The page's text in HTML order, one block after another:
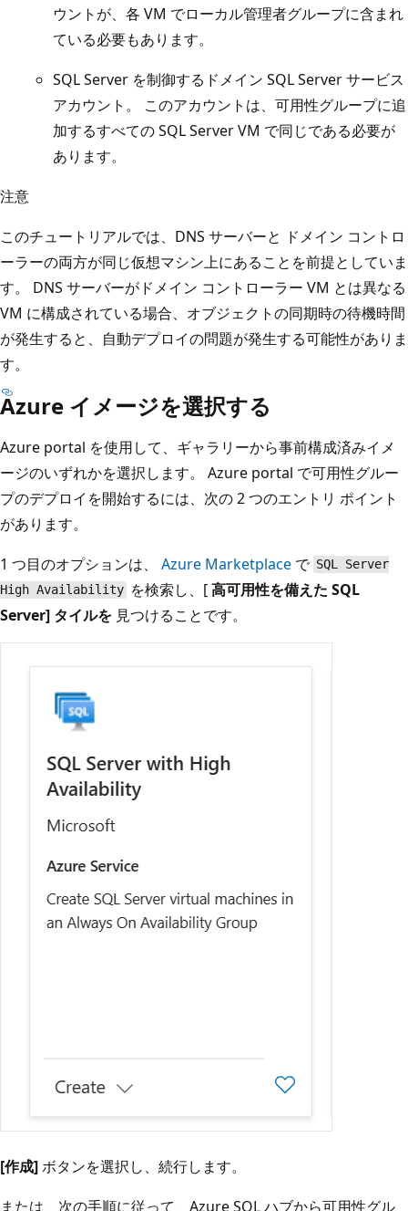
ウントが、各 VM でローカル管理者グループに含まれ
ている必要もあります。
SQL Server を制御するドメイン SQL Server サービス
アカウント。 このアカウントは、可用性グループに追
加するすべての SQL Server VM で同じである必要が
あります。
注意
このチュートリアルでは、DNS サーバーと ドメイン コントロ
ーラーの両方が同じ仮想マシン上にあることを前提としていま
す。 DNS サーバーがドメイン コントローラー VM とは異なる
VM に構成されている場合、オブジェクトの同期時の待機時間
が発生すると、自動デプロイの問題が発生する可能性がありま
す。
Azure イメージを選択する
Azure portal を使用して、ギャラリーから事前構成済みイメ
ージのいずれかを選択します。 Azure portal で可用性グルー
プのデプロイを開始するには、次の 2 つのエントリ ポイント
があります。
1 つ目のオプションは、 Azure Marketplace で SQL Server
High Availability を検索し、[高可用性を備えた SQL
Server] タイルを 見つけることです。
[作成]ボタンを選択し、続行します。
または、次の手順に従って、Azure SQL ハブから可用性グル